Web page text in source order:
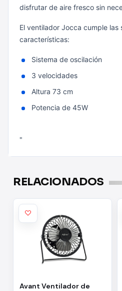
disfrutar de aire fresco sin
El ventilador Jocca cumple las
características:
Sistema de oscilación
3 velocidades
Altura 73 cm
Potencia de 45W
"
RELACIONADOS
Avant Ventilador de